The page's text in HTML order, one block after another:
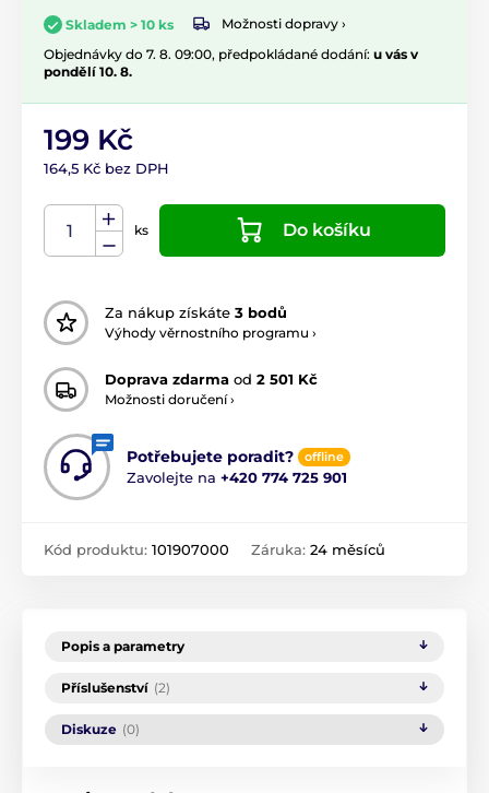
Skladem > 10 ks
Možnosti dopravy ›
Objednávky do 7. 8. 09:00, předpokládané dodání: u vás v
pondělí 10. 8.
199 Kč
164,5 Kč bez DPH
ks Do košíku
Za nákup získáte 3 bodů
Výhody věrnostního programu ›
Doprava zdarma od 2 501 Kč
Možnosti doručení ›
Potřebujete poradit? offline
Zavolejte na +420 774 725 901
Kód produktu: 101907000 Záruka: 24 měsíců
Popis a parametry
Příslušenství (2)
Diskuze (0)